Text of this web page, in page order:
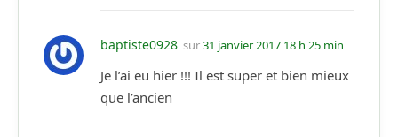
baptiste0928 sur31 janvier 2017 18 h 25 min
Je l’ai eu hier !!! Il est super et bien mieux
que l’ancien